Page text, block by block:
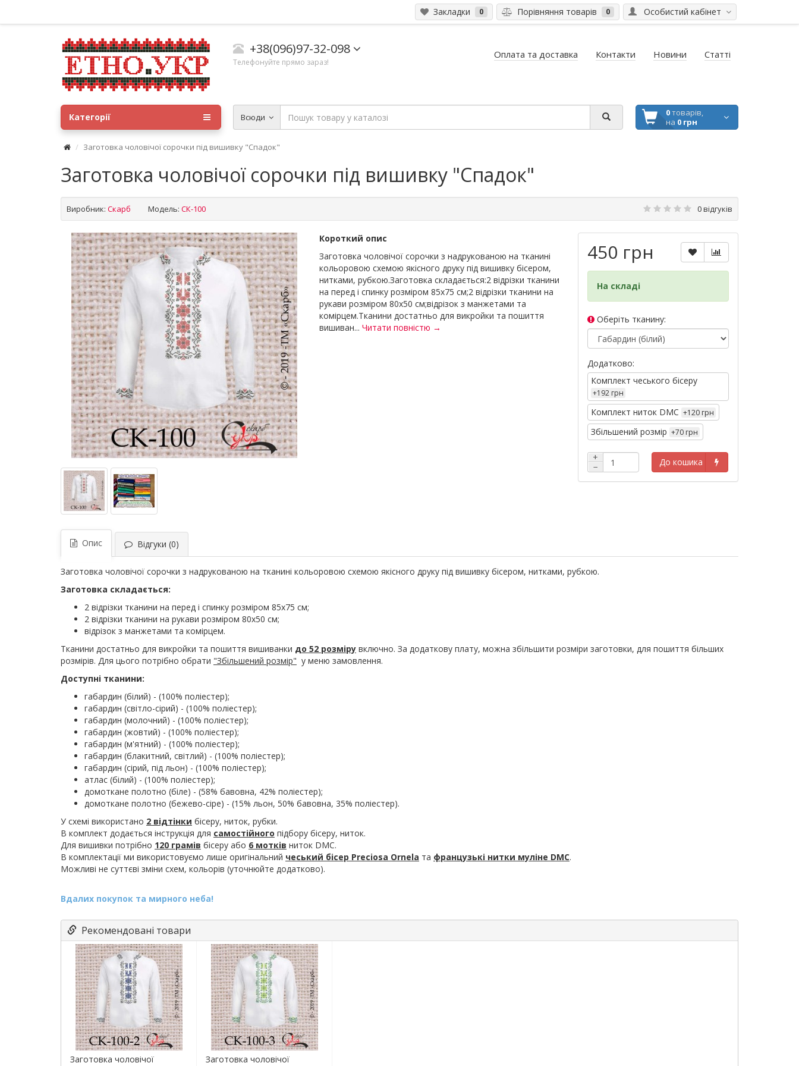
Особистий кабінет
Закладки 0 Порівняння товарів 0
+38(096)97-32-098
Телефонуйте прямо зараз!
Оплата та доставка Контакти Новини Статті
Всюди 0товарів,
на 0 грн
Категорії
Заготовка чоловічої сорочки під вишивку "Спадок"
Заготовка чоловічої сорочки під вишивку "Спадок"
Виробник: Скарб Модель: СК-100 0 відгуків
Короткий опис
Заготовка чоловічої сорочки з надрукованою на тканині
кольоровою схемою якісного друку під вишивку бісером,
нитками, рубкою.Заготовка складається:2 відрізки тканини
на перед і спинку розміром 85х75 см;2 відрізки тканини на
рукави розміром 80х50 см;відрізок з манжетами та
комірцем.Тканини достатньо для викройки та пошиття
вишиван... Читати повністю →
450 грн
На складі
Оберіть тканину:
Додатково:
Комплект чеського бісеру
+192 грн
Комплект ниток DMC +120 грн
Збільшений розмір +70 грн
+
−
До кошика
Опис Відгуки (0)
Заготовка чоловічої сорочки з надрукованою на тканині кольоровою схемою якісного друку під вишивку бісером, нитками, рубкою.
Заготовка складається:
2 відрізки тканини на перед і спинку розміром 85х75 см;
2 відрізки тканини на рукави розміром 80х50 см;
відрізок з манжетами та комірцем.
Тканини достатньо для викройки та пошиття вишиванки до 52 розміру включно. За додаткову плату, можна збільшити розміри заготовки, для пошиття більших
розмірів. Для цього потрібно обрати "Збільшений розмір" у меню замовлення.
Доступні тканини:
габардин (білий) - (100% поліестер);
габардин (світло-сірий) - (100% поліестер);
габардин (молочний) - (100% поліестер);
габардин (жовтий) - (100% поліестер);
габардин (м'ятний) - (100% поліестер);
габардин (блакитний, світлий) - (100% поліестер);
габардин (сірий, під льон) - (100% поліестер);
атлас (білий) - (100% поліестер);
домоткане полотно (біле) - (58% бавовна, 42% поліестер);
домоткане полотно (бежево-сіре) - (15% льон, 50% бавовна, 35% поліестер).
У схемі використано 2 відтінки бісеру, ниток, рубки.
В комплект додається інструкція для самостійного підбору бісеру, ниток.
Для вишивки потрібно 120 грамів бісеру або 6 мотків ниток DMC.
В комплектації ми використовуємо лише оригінальний чеський бісер Preciosa Ornela та французькі нитки муліне DMC.
Можливі не суттєві зміни схем, кольорів (уточнюйте додатково).
Вдалих покупок та мирного неба!
Рекомендовані товари
Заготовка чоловічої
Заготовка чоловічої